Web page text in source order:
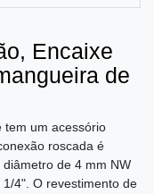
Encaixe
de
tem um acessório
roscada é
de 4 mm NW
4". O revestimento de